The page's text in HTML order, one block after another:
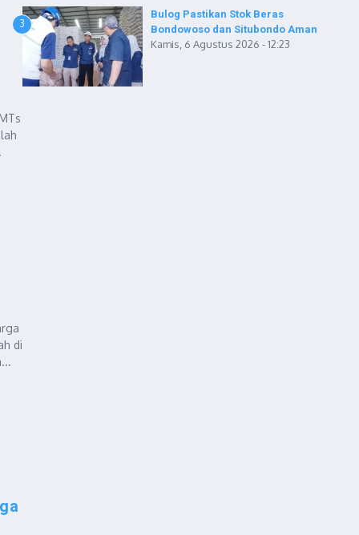
di
3
Bulog Pastikan Stok Beras
Bondowoso dan Situbondo Aman
Kamis, 6 Agustus 2026 - 12:23